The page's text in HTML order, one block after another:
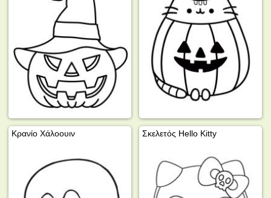
Κρανίο Χάλοουιν Σκελετός Hello Kitty